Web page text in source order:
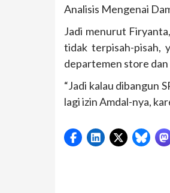
Analisis Mengenai
Jadi menurut
tidak terpisah-pisah,
departemen store dan
“Jadi kalau dibangun
lagi izin Amdal-nya,